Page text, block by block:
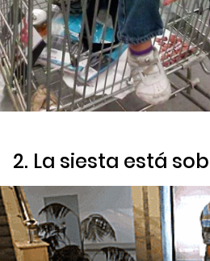
2. La siesta está